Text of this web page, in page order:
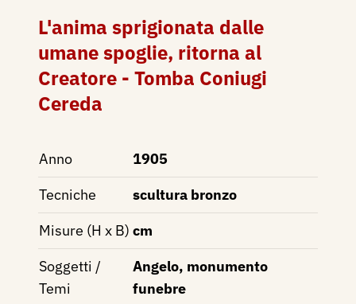
L'anima sprigionata dalle
umane spoglie, ritorna al
Creatore - Tomba Coniugi
Cereda
Anno
1905
Tecniche
scultura bronzo
Misure (H x B) cm
Soggetti /
Temi
Angelo, monumento
funebre